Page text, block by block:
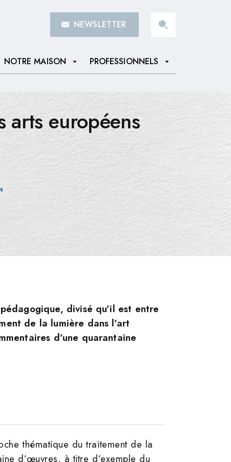
NEWSLETTER
NOTRE MAISON arrow_drop_down PROFESSIONNELS arrow_drop_down
arts européens
divisé qu’il est entre
de la lumière dans l’art
d’une quarantaine
thématique du traitement de la
d’œuvres, à titre d’exemple du